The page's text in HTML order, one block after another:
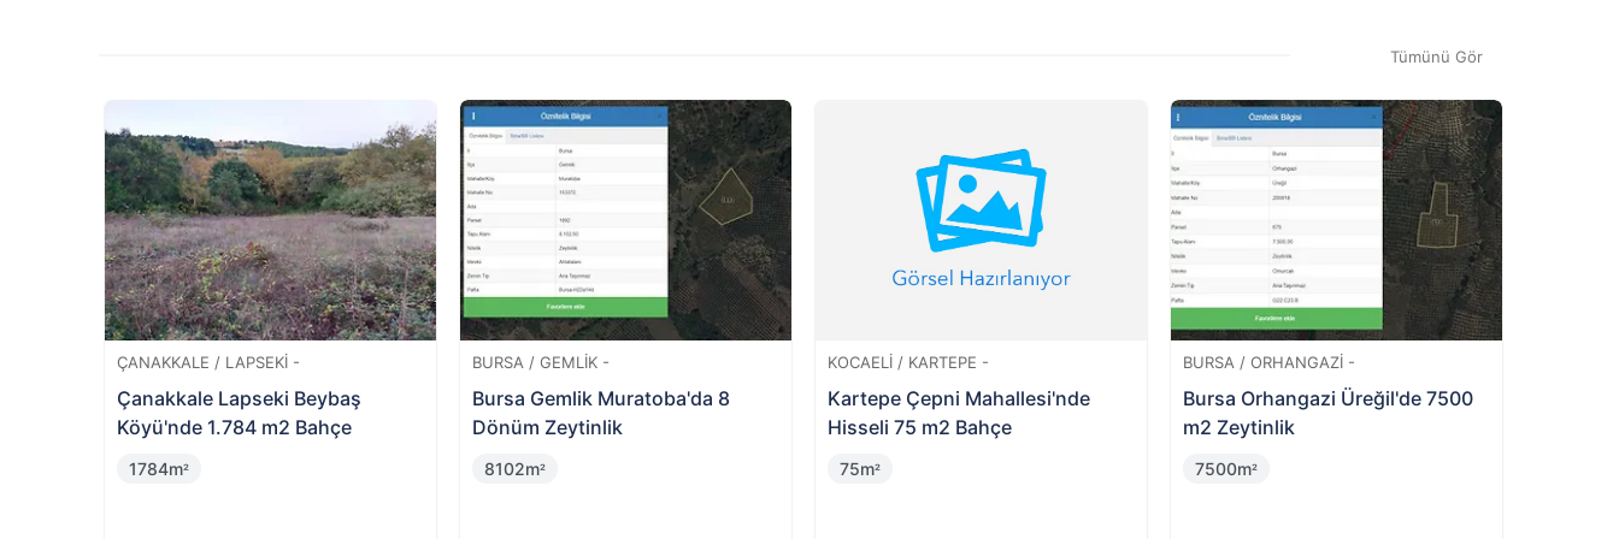
Tümünü Gör
%11
Değerinin
Altında
TEKIRDAĞ / ERGENE -
Ergene Yeşiltepe Mahallesi'nde
Arsa Payı
81m²
%19
Değerinin
BALIKESIR / İVRINDI -
Balıkesir İvrindi Kurtuluş
Mahallesi'nde Hisseli 14 Dönüm
Tarla
14522m
BURSA / GEMLIK -
Gemlik Adliye Mahallesi'nde
Hisseli Bina ve Arsası
46m²
%12
Değerinin
BURSA / YILDIRIM -
Bursa Yıldırım Değirmenlikızık'ta
Hisseli 4 Katlı Bina ve Arsası
92m²